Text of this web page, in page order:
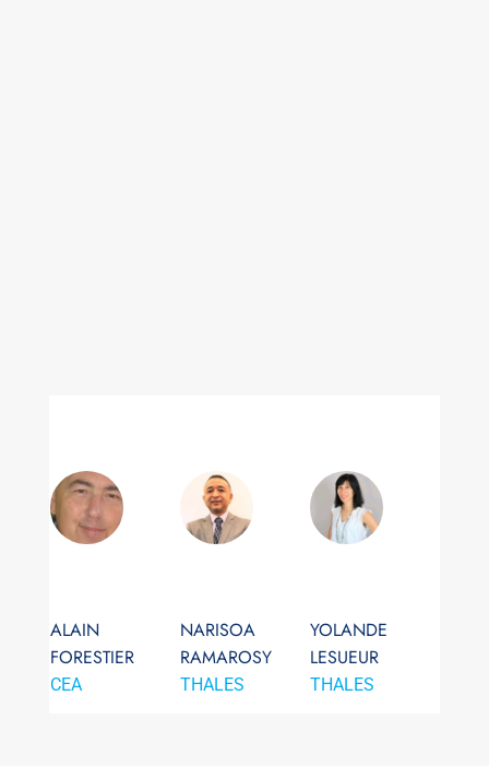
ALAIN
FORESTIER
CEA
NARISOA
RAMAROSY
THALES
YOLANDE
LESUEUR
THALES